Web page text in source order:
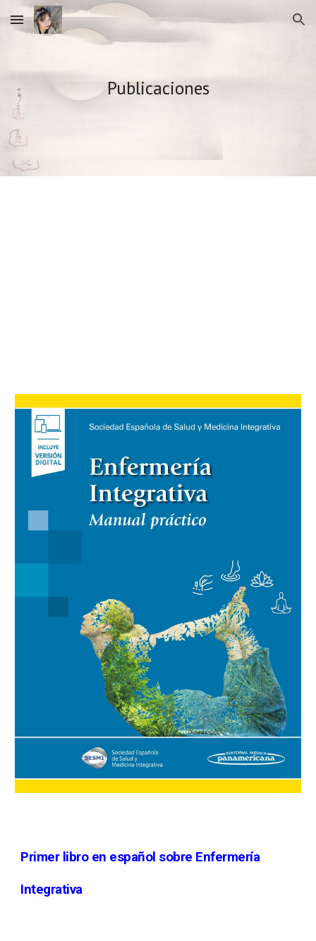
Skip to main content Skip to navigation
Publicaciones
Primer libro en español sobre Enfermería
Integrativa